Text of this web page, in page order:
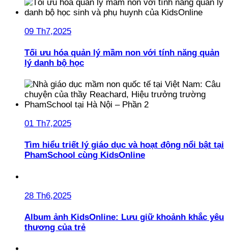
09 Th7,2025
Tối ưu hóa quản lý mầm non với tính năng quản
lý danh bộ học
01 Th7,2025
Tìm hiểu triết lý giáo dục và hoạt động nổi bật tại
PhamSchool cùng KidsOnline
28 Th6,2025
Album ảnh KidsOnline: Lưu giữ khoảnh khắc yêu
thương của trẻ